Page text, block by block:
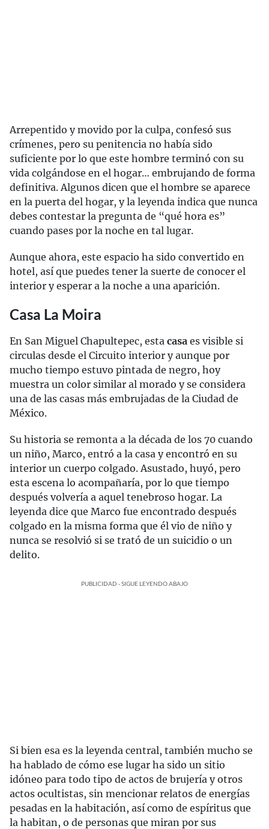
Arrepentido y movido por la culpa, confesó sus
crímenes, pero su penitencia no había sido
suficiente por lo que este hombre terminó con su
vida colgándose en el hogar… embrujando de forma
definitiva. Algunos dicen que el hombre se aparece
en la puerta del hogar, y la leyenda indica que nunca
debes contestar la pregunta de “qué hora es”
cuando pases por la noche en tal lugar.
Aunque ahora, este espacio ha sido convertido en
hotel, así que puedes tener la suerte de conocer el
interior y esperar a la noche a una aparición.
Casa La Moira
En San Miguel Chapultepec, esta casa es visible si
circulas desde el Circuito interior y aunque por
mucho tiempo estuvo pintada de negro, hoy
muestra un color similar al morado y se considera
una de las casas más embrujadas de la Ciudad de
México.
Su historia se remonta a la década de los 70 cuando
un niño, Marco, entró a la casa y encontró en su
interior un cuerpo colgado. Asustado, huyó, pero
esta escena lo acompañaría, por lo que tiempo
después volvería a aquel tenebroso hogar. La
leyenda dice que Marco fue encontrado después
colgado en la misma forma que él vio de niño y
nunca se resolvió si se trató de un suicidio o un
delito.
PUBLICIDAD - SIGUE LEYENDO ABAJO
Si bien esa es la leyenda central, también mucho se
ha hablado de cómo ese lugar ha sido un sitio
idóneo para todo tipo de actos de brujería y otros
actos ocultistas, sin mencionar relatos de energías
pesadas en la habitación, así como de espíritus que
la habitan, o de personas que miran por sus